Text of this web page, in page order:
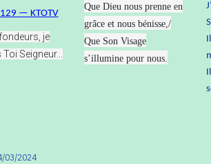
— KTOTV
je
Seigneur...
Que Dieu nous prenne en
grâce et nous bénisse,/
Que Son Visage
s’illumine pour nous.
03/2024